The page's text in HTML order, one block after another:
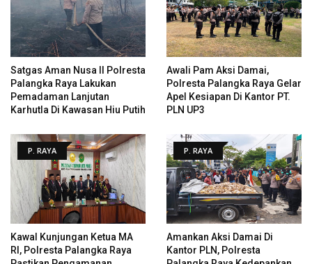
Satgas Aman Nusa II Polresta
Palangka Raya Lakukan
Pemadaman Lanjutan
Karhutla Di Kawasan Hiu Putih
Awali Pam Aksi Damai,
Polresta Palangka Raya Gelar
Apel Kesiapan Di Kantor PT.
PLN UP3
P. RAYA
Kawal Kunjungan Ketua MA
RI, Polresta Palangka Raya
P. RAYA
Amankan Aksi Damai Di
Kantor PLN, Polresta